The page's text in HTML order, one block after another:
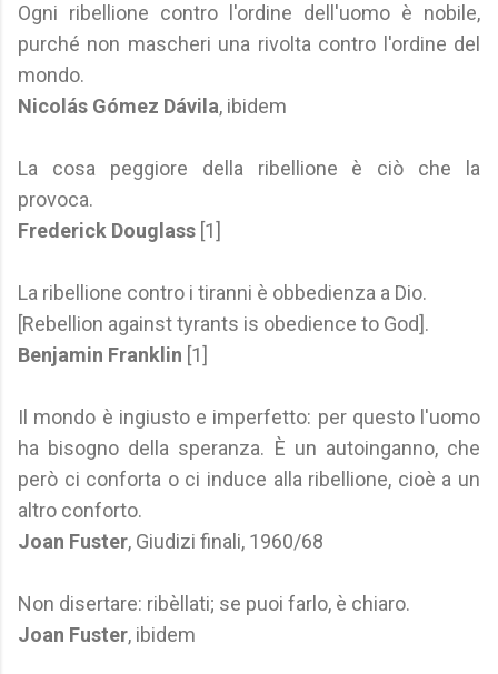
Ogni ribellione contro l'ordine dell'uomo è nobile,
purché non mascheri una rivolta contro l'ordine del
mondo.
Nicolás Gómez Dávila, ibidem
La cosa peggiore della ribellione è ciò che la
provoca.
Frederick Douglass [1]
La ribellione contro i tiranni è obbedienza a Dio.
[Rebellion against tyrants is obedience to God].
Benjamin Franklin [1]
Il mondo è ingiusto e imperfetto: per questo l'uomo
ha bisogno della speranza. È un autoinganno, che
però ci conforta o ci induce alla ribellione, cioè a un
altro conforto.
Joan Fuster, Giudizi finali, 1960/68
Non disertare: ribèllati; se puoi farlo, è chiaro.
Joan Fuster, ibidem